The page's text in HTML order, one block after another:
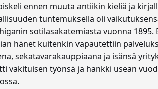
ennen muuta antiikin kieliä ja
tuntemuksella oli
sotilasakatemiasta vuonna
hänet kuitenkin vapautettiin
sekatavarakauppiaana ja isänsä
vakituisen työnsä ja hankki usean